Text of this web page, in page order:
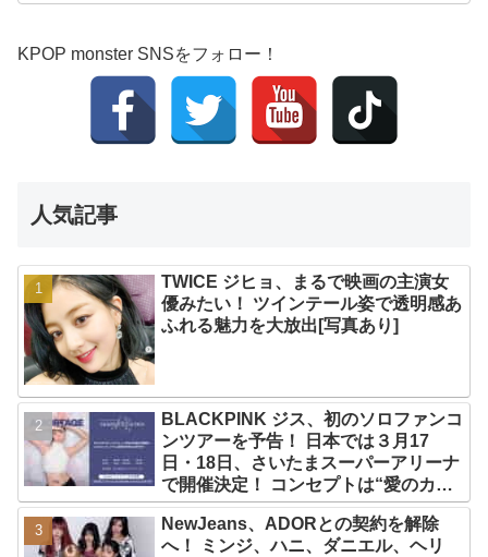
KPOP monster SNSをフォロー！
人気記事
TWICE ジヒョ、まるで映画の主演女
優みたい！ ツインテール姿で透明感あ
ふれる魅力を大放出[写真あり]
BLACKPINK ジス、初のソロファンコ
ンツアーを予告！ 日本では３月17
日・18日、さいたまスーパーアリーナ
で開催決定！ コンセプトは“愛のカケ
ラ”！？ 14日には新アルバム
『AMORTAGE』もリリース
NewJeans、ADORとの契約を解除
へ！ ミンジ、ハニ、ダニエル、ヘリ